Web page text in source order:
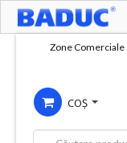
Compania
Servicii
Zone Comerciale
COȘ